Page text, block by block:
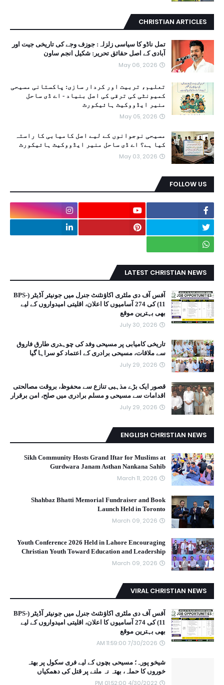
CHRISTIAN ARTICLES
تمل ناڈو کا سیاسی زلزلہ: جوزف وجے کی تاریخی جیت اور
آبادی کے اصل حقائق تحریر: شکیل انجم ساون
May 06, 2026
تعلیم، تربیت اور کردار سازی: پاکستانی مسیحی
کمیونٹی کی ترقی کی اصل بنیاد - اے ڈی ساحل
منیر ایڈووکیٹ ہائیکورٹ
May 05, 2026
مسیحی نوجوانوں کے لیے اصل کامیابی کا راستہ
کیا ہے؟ اے ڈی ساحل منیر ایڈووکیٹ ہائیکورٹ
May 03, 2026
FOLLOW US
LATEST CHRISTIAN NEWS
آفس آف دی ملٹری اکاؤنٹنٹ جنرل میں جونیئر آڈیٹر (BPS-
11) کی 274 آسامیوں کا اعلان، اقلیتی امیدواروں کے لیے
بھی بہترین موقع
July 30, 2026
تاریخی کامیابی پر مسیحی وفد کی چوہدری طارق فاروق
سے ملاقات، مسیحی برادری کے اعتماد کو سراہا گیا
July 29, 2026
قصور ایک بڑے مذہبی تنازع سے محفوظ، بروقت مصالحتی
اقدامات سے مسیحی و مسلم برادری میں صلح، امن برقرار
July 29, 2026
ENGLISH CHRISTIAN NEWS
Sikh Community Hosts Grand Iftar for Muslims at
Gurdwara Janam Asthan Nankana Sahib
March 11, 2026
Shahbaz Bhatti Memorial Fundraiser and Book
Launch Held in Toronto
March 09, 2026
Youth Conference 2026 Held in Lahore Encouraging
Christian Youth Toward Education and Leadership
March 09, 2026
VIRAL CHRISTIAN NEWS
آفس آف دی ملٹری اکاؤنٹنٹ جنرل میں جونیئر آڈیٹر (BPS-
11) کی 274 آسامیوں کا اعلان، اقلیتی امیدواروں کے لیے
بھی بہترین موقع
7/30/2026 11:59:00 AM
شیخو پورہ؛ مسیحی بچوں کے لیے فری سکول پر بھتہ
خوروں کا حملہ، بھتہ نہ ملنے پر قتل کی دھمکیاں
4/30/2022 01:52:00 PM